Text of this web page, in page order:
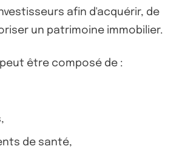
afin d'acquérir, de
un patrimoine immobilier.
être composé de :
de santé,